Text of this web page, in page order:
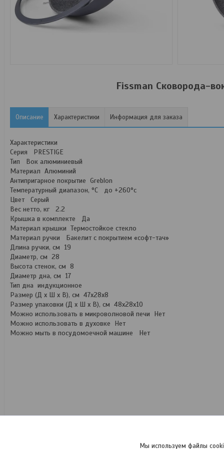
Fissman Сковорода-
Описание Характеристики Информация для заказа
Характеристики
Серия PRESTIGE
Тип Вок алюминиевый
Материал Алюминий
Антипригарное покрытие Greblon
Температурный диапазон, °С до +260°c
Цвет Серый
Вес нетто, кг 2.2
Крышка в комплекте Да
Материал крышки Термостойкое стекло
Материал ручки Бакелит с покрытием «софт-тач»
Длина ручки, см 19
Диаметр, см 28
Высота стенок, см 8
Диаметр дна, см 17
Тип дна индукционное
Размер (Д х Ш х В), см 47х28х8
Размер упаковки (Д х Ш х В), см 48х28х10
Можно использовать в микроволновой печи Нет
Можно использовать в духовке Нет
Можно мыть в посудомоечной машине Нет
Мы используем файлы